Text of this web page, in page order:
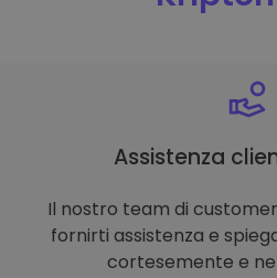
Assistenza
Il nostro team di
fornirti assistenza e
cortesemente e